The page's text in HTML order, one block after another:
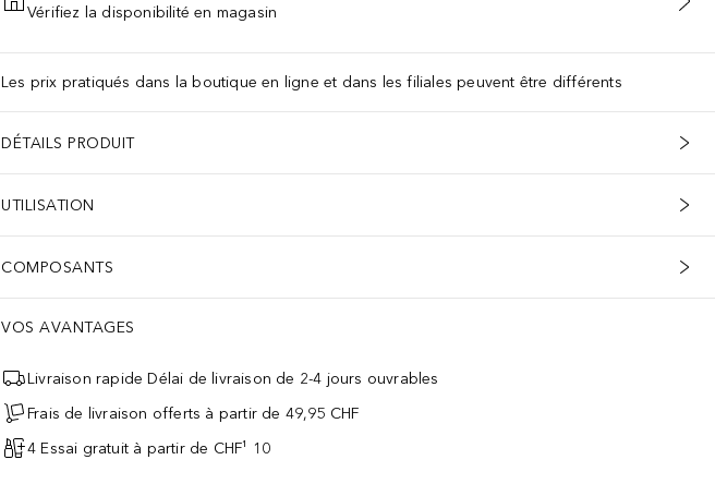
Vérifiez la disponibilité en magasin
Les prix pratiqués dans la boutique en ligne et dans les filiales peuvent être différents
DÉTAILS PRODUIT
UTILISATION
COMPOSANTS
VOS AVANTAGES
Livraison rapide Délai de livraison de 2-4 jours ouvrables
Frais de livraison offerts à partir de 49,95 CHF
4 Essai gratuit à partir de CHF¹ 10